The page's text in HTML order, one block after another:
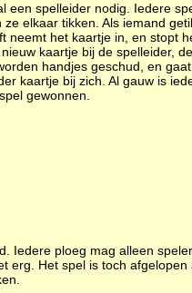
een spelleider nodig. Iedere
elkaar tikken. Als iemand
neemt het kaartje in, en stopt
kaartje bij de spelleider,
handjes geschud, en
kaartje bij zich. Al gauw is
gewonnen.
Iedere ploeg mag alleen
erg. Het spel is toch